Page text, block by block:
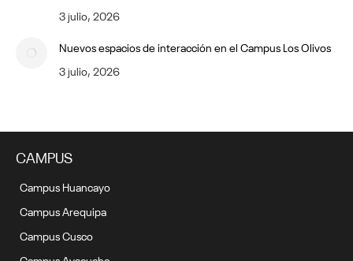
3 julio, 2026
Nuevos espacios de interacción en el Campus Los Olivos
3 julio, 2026
CAMPUS
Campus Huancayo
Campus Arequipa
Campus Cusco